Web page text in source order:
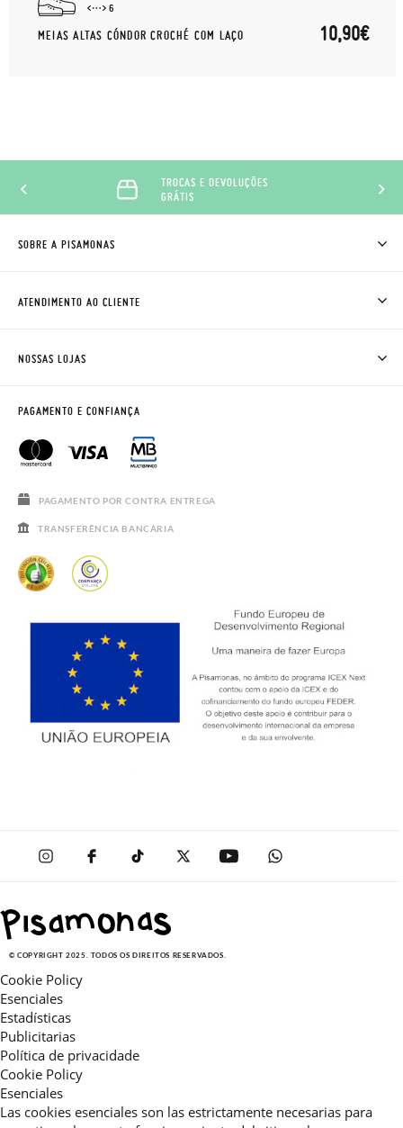
6
MEIAS ALTAS CÓNDOR CROCHÉ COM LAÇO 10,90€
TROCAS E DEVOLUÇÕES
GRÁTIS
SOBRE A PISAMONAS
AVISO LEGAL, PRIVACIDADE E COOKIES
GUIA DE TAMANHOS
SALDOS
ATENDIMENTO AO CLIENTE
HORÁRIO
PERGUNTAS FREQUENTES
NOSSAS LOJAS
PAGAMENTO E CONFIANÇA
PAGAMENTO POR CONTRA ENTREGA
TRANSFERÊNCIA BANCÁRIA
© COPYRIGHT 2025. TODOS OS DIREITOS RESERVADOS.
Cookie Policy
Esenciales
Estadísticas
Publicitarias
Política de privacidade
Cookie Policy
Esenciales
Las cookies esenciales son las estrictamente necesarias para